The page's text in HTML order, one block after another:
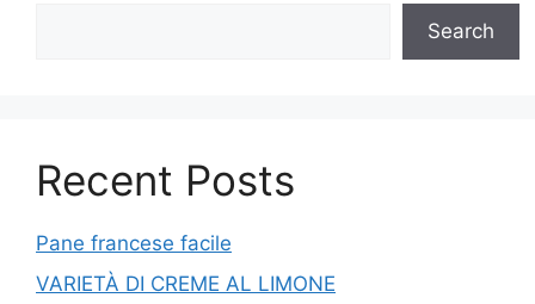
Search
Recent Posts
Pane francese facile
VARIETÀ DI CREME AL LIMONE